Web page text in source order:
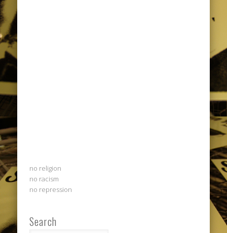
no religion
no racism
no repression
Search